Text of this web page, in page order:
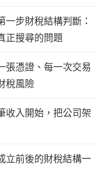
步財稅結構判斷：
正搜尋的問題
張憑證、每一次交易
稅風險
收入開始，把公司架
立前後的財稅結構一